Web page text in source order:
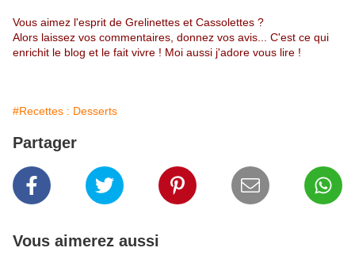
Vous aimez l'esprit de Grelinettes et Cassolettes ?
Alors laissez vos commentaires, donnez vos avis... C'est ce qui
enrichit le blog et le fait vivre ! Moi aussi j'adore vous lire !
#Recettes : Desserts
Partager
Vous aimerez aussi